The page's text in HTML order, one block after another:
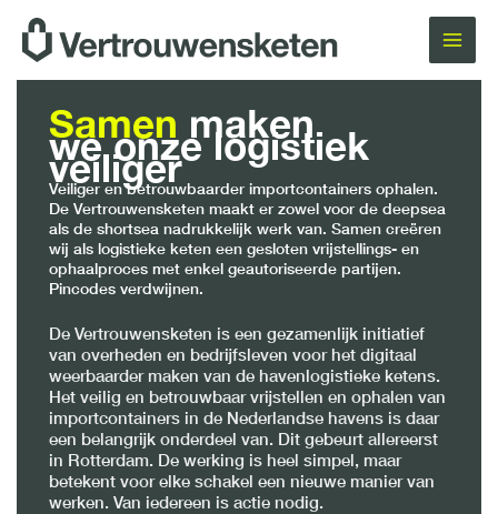
naar
inhoud
Samen maken
we onze logistiek
veiliger
Veiliger en betrouwbaarder importcontainers ophalen.
De Vertrouwensketen maakt er zowel voor de deepsea
als de shortsea nadrukkelijk werk van. Samen creëren
wij als logistieke keten een gesloten vrijstellings- en
ophaalproces met enkel geautoriseerde partijen.
Pincodes verdwijnen.
De Vertrouwensketen is een gezamenlijk initiatief
van overheden en bedrijfsleven voor het digitaal
weerbaarder maken van de havenlogistieke ketens.
Het veilig en betrouwbaar vrijstellen en ophalen van
importcontainers in de Nederlandse havens is daar
een belangrijk onderdeel van. Dit gebeurt allereerst
in Rotterdam. De werking is heel simpel, maar
betekent voor elke schakel een nieuwe manier van
werken. Van iedereen is actie nodig.